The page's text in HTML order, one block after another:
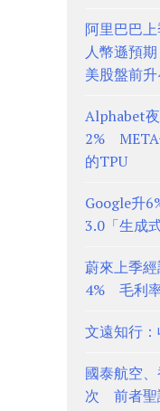
阿里巴巴
人幣遜預
美股盤前
Alphabet
2% META
的TPU
Google升
3.0「生成
蔚來上季
4% 毛利
文遠知行
國泰航空
次 前者聖